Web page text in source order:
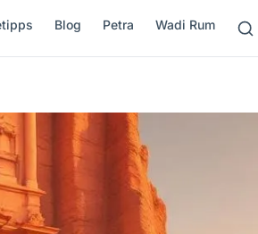
Blog Petra Wadi Rum